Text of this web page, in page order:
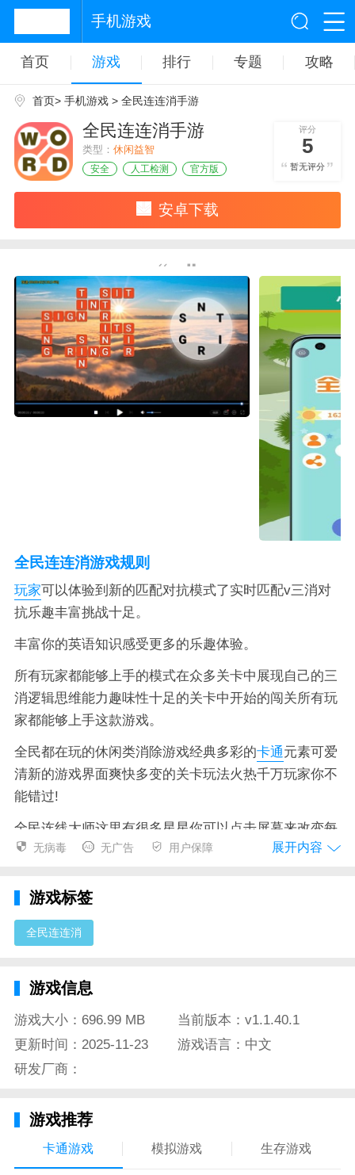
手机游戏
首页 游戏 排行 专题 攻略
首页> 手机游戏> 全民连连消手游
全民连连消手游
类型： 休闲益智
安全 人工检测 官方版
评分
5
暂无评分
安卓下载
全民连连消游戏规则
玩家可以体验到新的匹配对抗模式了实时匹配v三消对
抗乐趣丰富挑战十足。
丰富你的英语知识感受更多的乐趣体验。
所有玩家都能够上手的模式在众多关卡中展现自己的三
消逻辑思维能力趣味性十足的关卡中开始的闯关所有玩
家都能够上手这款游戏。
全民都在玩的休闲类消除游戏经典多彩的卡通元素可爱
清新的游戏界面爽快多变的关卡玩法火热千万玩家你不
能错过!
全民连线大师这里有很多星星你可以点击屏幕来改变每
个星星的方向
可以使用系统提供的道具可以帮助你打破僵局更快找到
不断的合成手中的装备使战斗力更上一个阶梯完成多种
不同的探险。
采用前作三消玩法为你带来更多有趣的冒险还有公会以
及社交等全新的要素；
新的玩法。
无病毒 无广告 用户保障 展开内容
游戏标签
全民连连消
游戏信息
游戏大小：696.99 MB
当前版本：v1.1.40.1
更新时间：2025-11-23
游戏语言：中文
研发厂商：
游戏推荐
卡通游戏 模拟游戏 生存游戏